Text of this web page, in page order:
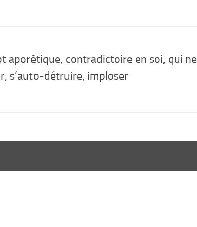
aporétique, contradictoire en soi, qui ne
s’auto-détruire, imploser